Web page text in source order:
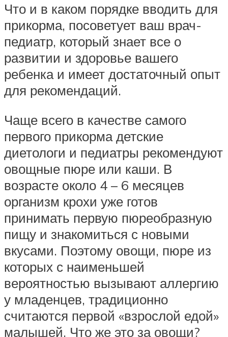
Что и в каком порядке вводить для
прикорма, посоветует ваш врач-
педиатр, который знает все о
развитии и здоровье вашего
ребенка и имеет достаточный опыт
для рекомендаций.
Чаще всего в качестве самого
первого прикорма детские
диетологи и педиатры рекомендуют
овощные пюре или каши. В
возрасте около 4 – 6 месяцев
организм крохи уже готов
принимать первую пюреобразную
пищу и знакомиться с новыми
вкусами. Поэтому овощи, пюре из
которых с наименьшей
вероятностью вызывают аллергию
у младенцев, традиционно
считаются первой «взрослой едой»
малышей. Что же это за овощи?